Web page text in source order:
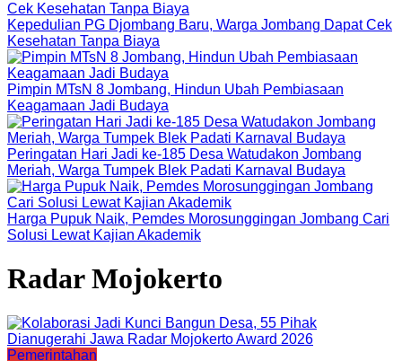
Kepedulian PG Djombang Baru, Warga Jombang Dapat Cek
Kesehatan Tanpa Biaya
Pimpin MTsN 8 Jombang, Hindun Ubah Pembiasaan
Keagamaan Jadi Budaya
Peringatan Hari Jadi ke-185 Desa Watudakon Jombang
Meriah, Warga Tumpek Blek Padati Karnaval Budaya
Harga Pupuk Naik, Pemdes Morosunggingan Jombang Cari
Solusi Lewat Kajian Akademik
Radar Mojokerto
Pemerintahan